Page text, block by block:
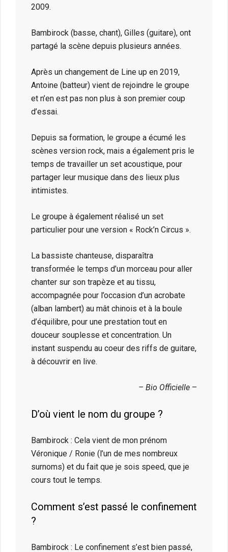
2009.
Bambirock (basse, chant), Gilles (guitare), ont
partagé la scène depuis plusieurs années.
Après un changement de Line up en 2019,
Antoine (batteur) vient de rejoindre le groupe
et n’en est pas non plus à son premier coup
d’essai.
Depuis sa formation, le groupe a écumé les
scènes version rock, mais a également pris le
temps de travailler un set acoustique, pour
partager leur musique dans des lieux plus
intimistes.
Le groupe à également réalisé un set
particulier pour une version « Rock’n Circus ».
La bassiste chanteuse, disparaîtra
transformée le temps d’un morceau pour aller
chanter sur son trapèze et au tissu,
accompagnée pour l’occasion d’un acrobate
(alban lambert) au mât chinois et à la boule
d’équilibre, pour une prestation tout en
douceur souplesse et concentration. Un
instant suspendu au coeur des riffs de guitare,
à découvrir en live.
– Bio Officielle –
D’où vient le nom du groupe ?
Bambirock : Cela vient de mon prénom
Véronique / Ronie (l’un de mes nombreux
surnoms) et du fait que je sois speed, que je
cours tout le temps.
Comment s’est passé le confinement
?
Bambirock : Le confinement s’est bien passé,